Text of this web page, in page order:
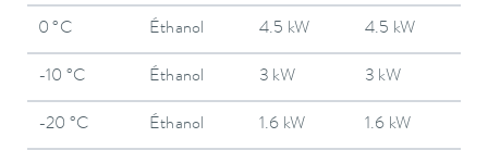
0 °C Éthanol 4.5 kW 4.5 kW
-10 °C Éthanol 3 kW 3 kW
-20 °C Éthanol 1.6 kW 1.6 kW